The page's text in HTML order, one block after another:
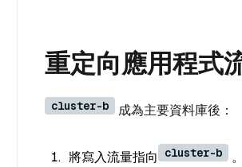
重定向應用程式
cluster-b 成為主要資料庫後：
將寫入流量指向 cluster-b
。